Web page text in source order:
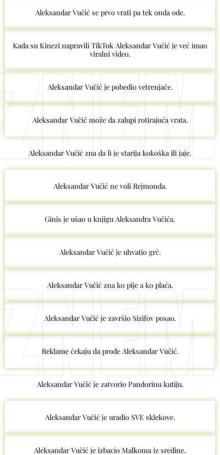
Aleksandar Vučić se prvo vrati pa tek onda ode.
Kada su Kinezi napravili TikTok Aleksandar Vučić je već imao
viralni video.
Aleksandar Vučić je pobedio vetrenjače.
Aleksandar Vučić može da zalupi rotirajuća vrata.
Aleksandar Vučić zna da li je starija kokoška ili jaje.
Aleksandar Vučić ne voli Rejmonda.
Ginis je ušao u knjigu Aleksandra Vučića.
Aleksandar Vučić je uhvatio grč.
Aleksandar Vučić zna ko pije a ko plaća.
Aleksandar Vučić je završio Sizifov posao.
Reklame čekaju da prođe Aleksandar Vučić.
Aleksandar Vučić je zatvorio Pandorinu kutiju.
Aleksandar Vučić je uradio SVE sklekove.
Aleksandar Vučić je izbacio Malkoma iz sredine.